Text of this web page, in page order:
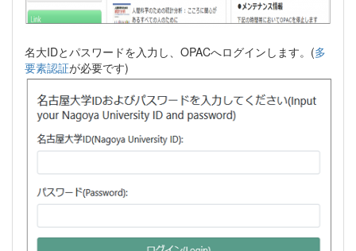
名大IDとパスワードを入力し、OPACへログインします。(多
要素認証が必要です)